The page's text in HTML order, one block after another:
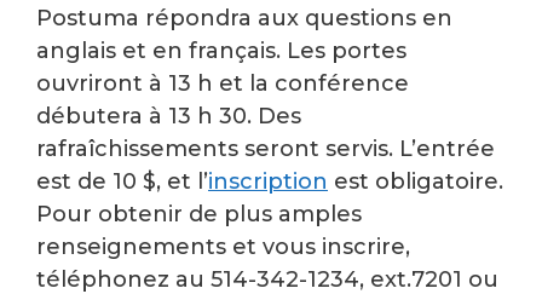
Postuma répondra aux questions en
anglais et en français. Les portes
ouvriront à 13 h et la conférence
débutera à 13 h 30. Des
rafraîchissements seront servis. L’entrée
est de 10 $, et l’inscription est obligatoire.
Pour obtenir de plus amples
renseignements et vous inscrire,
téléphonez au 514-342-1234, ext.7201 ou